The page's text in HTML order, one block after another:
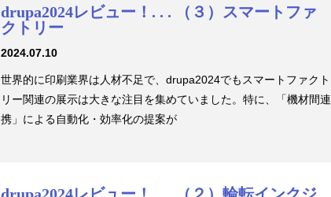
drupa2024レビュー！. . . （３）スマートファ
クトリー
2024.07.10
世界的に印刷業界は人材不足で、drupa2024でもスマートファクト
リー関連の展示は大きな注目を集めていました。特に、「機材間連
携」による自動化・効率化の提案が